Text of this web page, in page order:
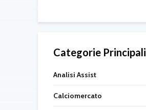
Categorie Principali
Analisi Assist
Calciomercato